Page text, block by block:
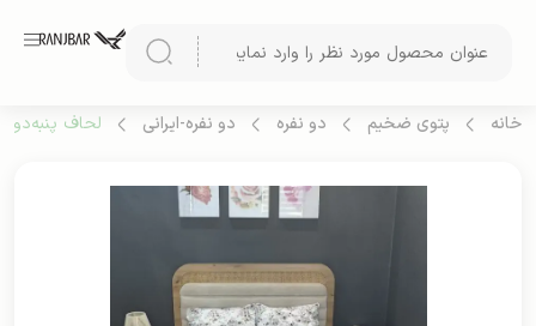
خانه پتوی ضخیم دو نفره دو نفره-ایرانی لحاف